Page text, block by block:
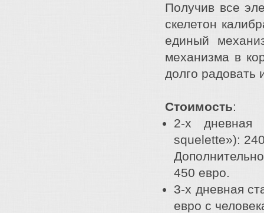
Получив все
скелетон
единый
механизма в
долго
Стоимость:
2-х дневная
squelette»):
450 евро.
3-х дневная
евро с